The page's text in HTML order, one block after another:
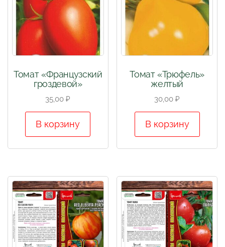
Томат «Французский
гроздевой»
35,00₽
В корзину
Томат «Трюфель»
желтый
30,00₽
В корзину